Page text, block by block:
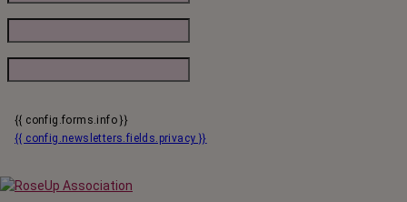
{{ config.forms.info }}
{{ config.newsletters.fields.privacy }}